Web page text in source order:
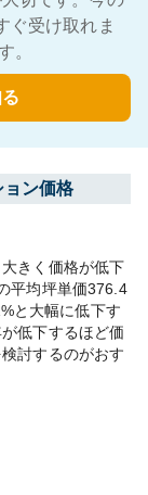
ぐ受け取れま
。
ン価格
きく価格が低下
平均坪単価376.4
と大幅に低下す
低下するほど価
討するのがおす